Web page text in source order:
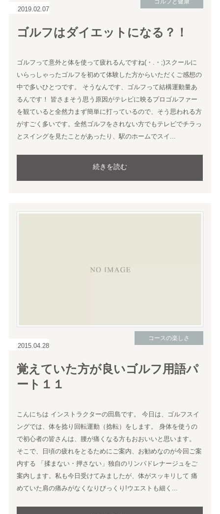
2019.02.07
ゴルフと健康
ゴルフはダイエットになる？！
ゴルフって意外と体を使って疲れるんですね(・.・;)スクールに
いらっしゃったゴルフを初めて体験した方からいただくご感想の
中で多いひとつです。 そうなんです、ゴルフって結構運動量あ
るんです！ 皆さまそう思う原因がテレビに映るプロゴルファー
を観ていると全然力まず簡単に打っているので、そう思われる方
がすごく多いです。全然ゴルフをされない方でもテレビでチラっ
とスイングを見たことがあったり、駅のホームでスイ...
続きを読む
2015.04.28
コースの楽しさ
覚えていた方が良いゴルフ用語パ
ート１１
こんにちは インストラクターの田島です。 今日は、ゴルフスイ
ングでは、体を捻り回転運動（捻転）をします。 身体を使うの
で初心者の皆さんは、腰が痛くなる方もおおいいと思います。
そこで、日頃の疲れをとるためにご案内、お勧めなのが今回ご案
内する 「揉まない・押さない」独自のリンパドレナージュをご
案内します。私も今日受けてみましたが、体がスッキリして 痛
めていた肩の痛みがなくなりびっくり!ウエストも細く...